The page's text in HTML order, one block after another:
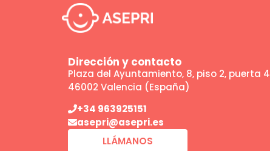
Dirección y contacto
Plaza del Ayuntamiento, 8, piso 2, puerta 4
46002 Valencia (España)
+34 963925151
asepri@asepri.es
LLÁMANOS